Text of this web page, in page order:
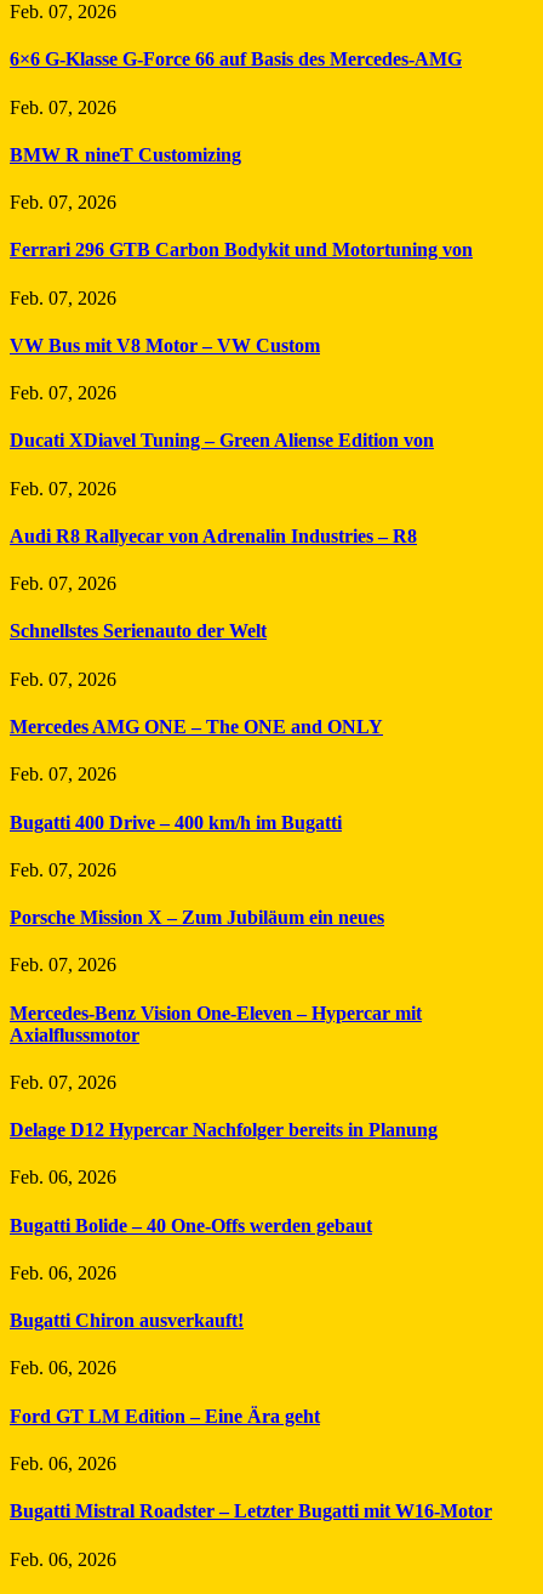
Feb. 07, 2026
6×6 G-Klasse G-Force 66 auf Basis des Mercedes-AMG
Feb. 07, 2026
BMW R nineT Customizing
Feb. 07, 2026
Ferrari 296 GTB Carbon Bodykit und Motortuning von
Feb. 07, 2026
VW Bus mit V8 Motor – VW Custom
Feb. 07, 2026
Ducati XDiavel Tuning – Green Aliense Edition von
Feb. 07, 2026
Audi R8 Rallyecar von Adrenalin Industries – R8
Feb. 07, 2026
Schnellstes Serienauto der Welt
Feb. 07, 2026
Mercedes AMG ONE – The ONE and ONLY
Feb. 07, 2026
Bugatti 400 Drive – 400 km/h im Bugatti
Feb. 07, 2026
Porsche Mission X – Zum Jubiläum ein neues
Feb. 07, 2026
Mercedes-Benz Vision One-Eleven – Hypercar mit
Axialflussmotor
Feb. 07, 2026
Delage D12 Hypercar Nachfolger bereits in Planung
Feb. 06, 2026
Bugatti Bolide – 40 One-Offs werden gebaut
Feb. 06, 2026
Bugatti Chiron ausverkauft!
Feb. 06, 2026
Ford GT LM Edition – Eine Ära geht
Feb. 06, 2026
Bugatti Mistral Roadster – Letzter Bugatti mit W16-Motor
Feb. 06, 2026